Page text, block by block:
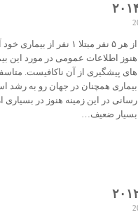
از هر ۵ نفر مبتلا ۱ نفر از
هنوز اطلاعات عمومی در مورد این
های پیشگیری از آن ناکافیست.
بیماری همچنان در جهان رو به رشد
رسانی در این زمینه هنوز در بسیاری
بسیار ضعیف…